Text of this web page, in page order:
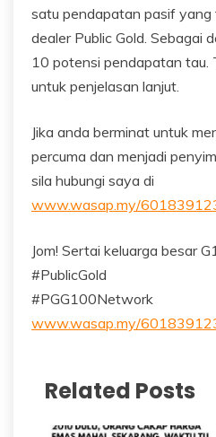
satu pendapatan pasif yang
dealer Public Gold. Sebagai
10 potensi pendapatan tau.
untuk penjelasan lanjut.
Jika anda berminat untuk
percuma dan menjadi
sila hubungi saya di
www.wasap.my/
Jom! Sertai keluarga besar
#PublicGold
#PGG100Network
www.wasap.my/
Related Posts